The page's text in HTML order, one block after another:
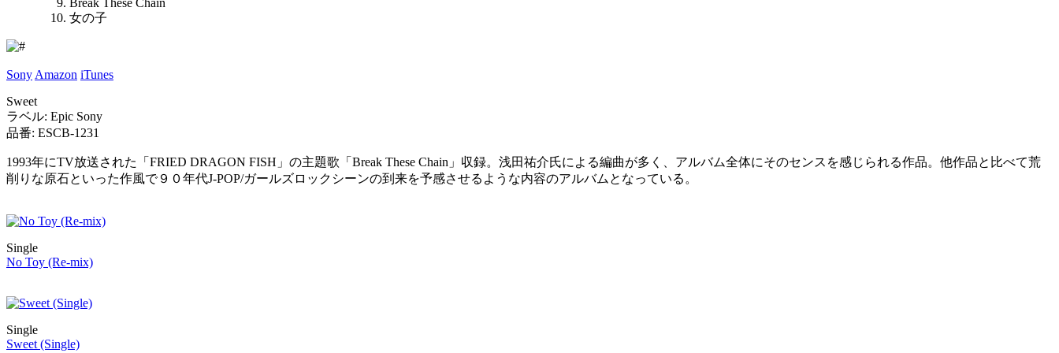
女の子
Sony Amazon iTunes
Sweet
ラベル: Epic Sony
品番: ESCB-1231
1993年にTV放送された「FRIED DRAGON FISH」の主題歌「Break These Chain」収録。浅田祐介氏による編曲が多く、アルバム全体にそのセンスを感じられる作品。他作品と比べて荒
削りな原石といった作風で９０年代J-POP/ガールズロックシーンの到来を予感させるような内容のアルバムとなっている。
Single
No Toy (Re-mix)
Single
Sweet (Single)